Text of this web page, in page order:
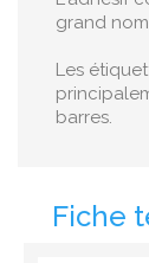
grand
Les
barres.
Fiche